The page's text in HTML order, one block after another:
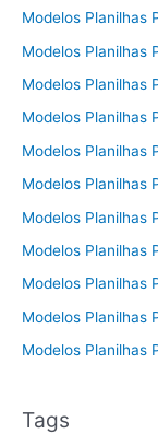
Modelos Planilhas
Modelos Planilhas
Modelos Planilhas
Modelos Planilhas
Modelos Planilhas
Modelos Planilhas
Modelos Planilhas
Modelos Planilhas
Modelos Planilhas
Modelos Planilhas
Modelos Planilhas
Tags